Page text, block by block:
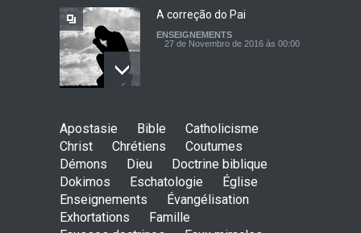
A correção do Pai
ENSEIGNEMENTS
27 de Novembro de 2016 às 00:00
ENSEIGNEMENTS
31 de Outubro de 2016 às 00:00
Persevera
Apostasie Bible
Catholicisme
Christ
Chrétiens
Coutumes
Démons
Dieu
Doctrine biblique
Dokimos
Eschatologie
Église
Enseignements
Évangélisation
Exhortations
Famille